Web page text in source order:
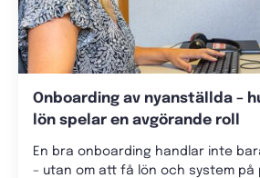
Onboarding av nyanställda –
lön spelar en avgörande roll
En bra onboarding handlar inte
– utan om att få lön och system